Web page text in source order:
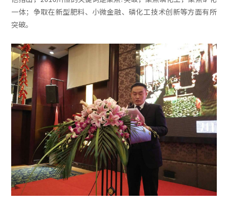
一体；争取在新型肥料、小微金融、磷化工技术创新等方面有所
突破。